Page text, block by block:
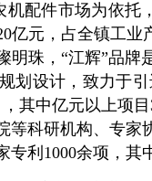
机配件市场为依托
亿元，占全镇工
明珠，“江辉”品
划设计，致力于
其中亿元以上项
等科研机构、专
专利1000余项，